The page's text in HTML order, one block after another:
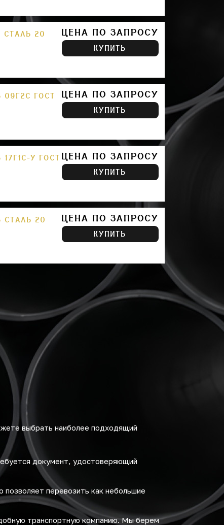
20
ЦЕНА ПО ЗАПРОСУ
КУПИТЬ
ГОСТ
ЦЕНА ПО ЗАПРОСУ
КУПИТЬ
У ГОСТ ЦЕНА ПО ЗАПРОСУ
КУПИТЬ
СТАЛЬ 20
ЦЕНА ПО ЗАПРОСУ
КУПИТЬ
выбрать наиболее подходящий
документ, удостоверяющий
позволяет перевозить как небольшие
транспортную компанию. Мы берем